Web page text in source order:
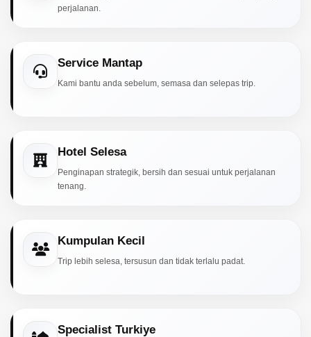
perjalanan.
Service Mantap
Kami bantu anda sebelum, semasa dan selepas trip.
Hotel Selesa
Penginapan strategik, bersih dan sesuai untuk perjalanan
tenang.
Kumpulan Kecil
Trip lebih selesa, tersusun dan tidak terlalu padat.
Specialist Turkiye